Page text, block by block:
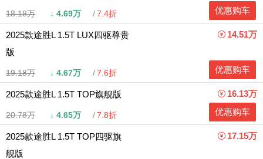
18.18万 ↓ 4.69万 7.4折
优惠购车
2025款途胜L 1.5T LUX四驱尊贵
版
19.18万 ↓ 4.67万 7.6折
14.51万
优惠购车
2025款途胜L 1.5T TOP旗舰版
20.78万 ↓ 4.65万 7.8折
16.13万
优惠购车
2025款途胜L 1.5T TOP四驱旗
舰版
17.15万